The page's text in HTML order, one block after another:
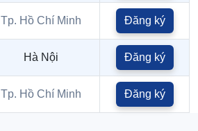
Tp. Hồ Chí Minh Đăng ký
Hà Nội Đăng ký
Tp. Hồ Chí Minh Đăng ký